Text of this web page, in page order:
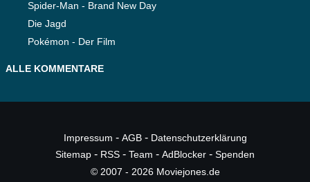
Spider-Man - Brand New Day
Die Jagd
Pokémon - Der Film
ALLE KOMMENTARE
Impressum - AGB- Datenschutzerklärung
Sitemap - RSS - Team - AdBlocker - Spenden
© 2007 - 2026 Moviejones.de